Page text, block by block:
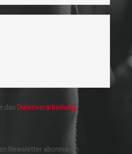
das Datenverarbeitung
Newsletter abonnieren